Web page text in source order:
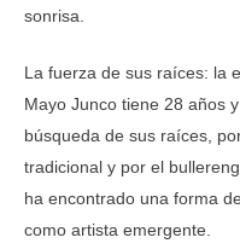
sonrisa.
La fuerza de sus raíces: la
Mayo Junco tiene 28 años
búsqueda de sus raíces,
tradicional y por el
ha encontrado una forma
como artista emergente.